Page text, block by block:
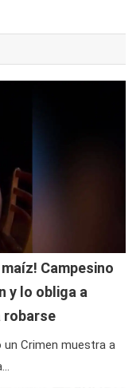
Campesino
y lo obliga a
robarse
un Crimen muestra a